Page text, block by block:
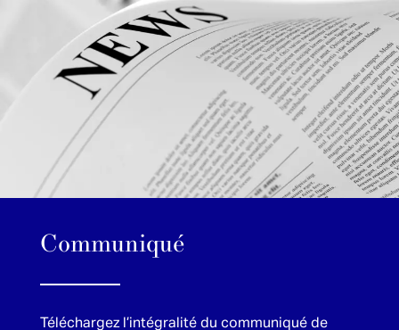
Communiqué
Téléchargez l’intégralité du communiqué de